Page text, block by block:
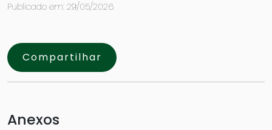
Publicado em: 29/05/2026
Compartilhar
Anexos